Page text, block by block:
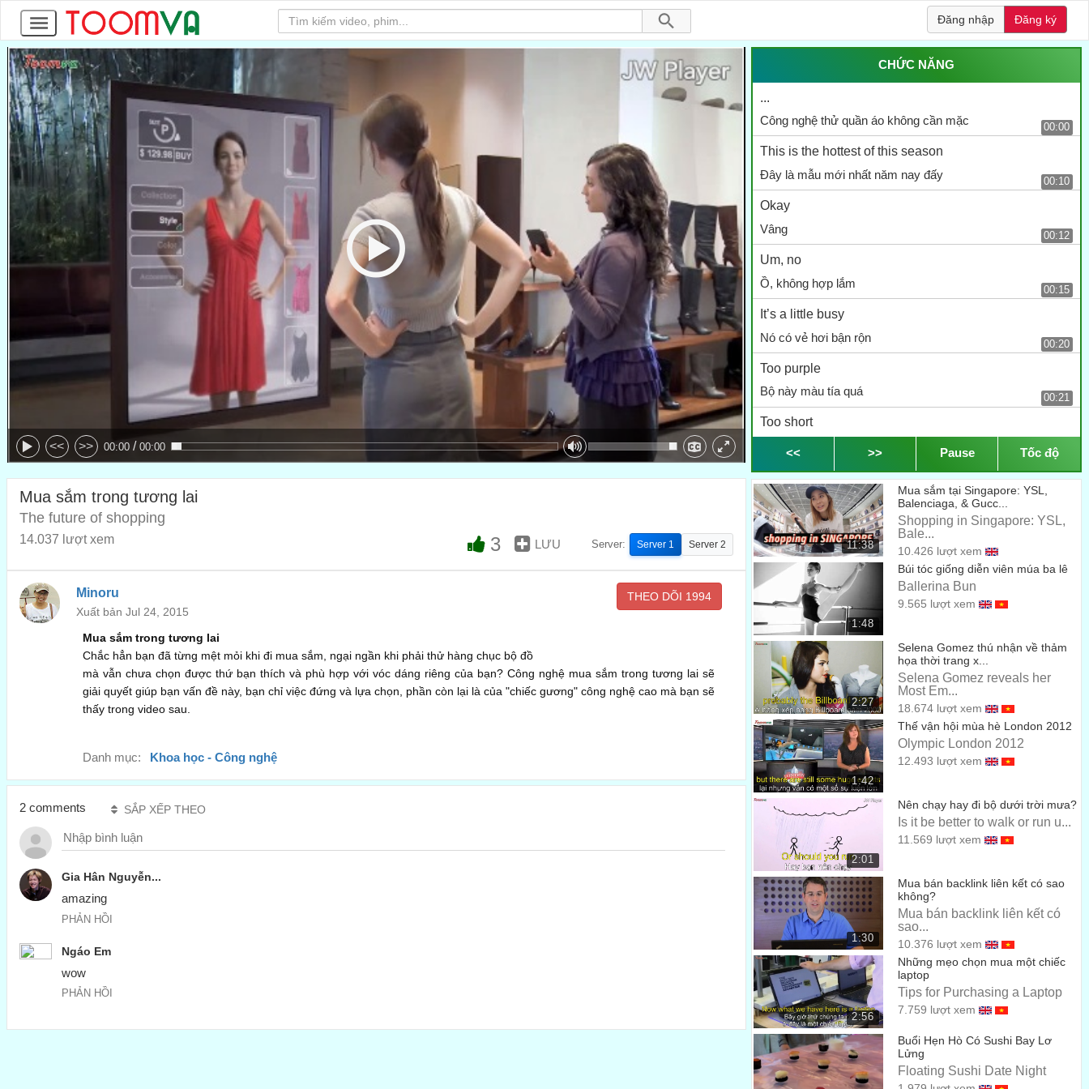
Đăng nhập Đăng ký
<< >> 00:00 / 00:00
CHỨC NĂNG
...
Công nghệ thử quần áo không cần mặc
00:00
This is the hottest of this season
Đây là mẫu mới nhất năm nay đấy
00:10
Okay
Vâng
00:12
Um, no
Ồ, không hợp lắm
00:15
It’s a little busy
Nó có vẻ hơi bận rộn
00:20
Too purple
Bộ này màu tía quá
00:21
Too short
00:23
Too hard
Bộ này trông hơi thô
That new?
Vậy còn mẫu mới này thì sao
Okay
Cũng được
I think my mom was this
Tôi nghĩ bộ này hợp với mẹ mình
This's Great
Bộ này tuyệt đấy
00:33
-
Doanh nghiệp của bạn có thể làm được gì với không gian
mạng vô tận?
<< >> Pause Tốc độ
Mua sắm trong tương lai
The future of shopping
14.037 lượt xem 3 LƯU Server: Server 1 Server 2
Minoru
Xuất bản Jul 24, 2015
THEO DÕI 1994
Mua sắm trong tương lai
Chắc hẳn bạn đã từng mệt mỏi khi đi mua sắm, ngại ngần khi phải thử hàng chục bộ đồ
mà vẫn chưa chọn được thứ bạn thích và phù hợp với vóc dáng riêng của bạn? Công nghệ mua sắm trong tương lai sẽ
giải quyết giúp bạn vấn đề này, bạn chỉ việc đứng và lựa chọn, phần còn lại là của "chiếc gương" công nghệ cao mà bạn sẽ
thấy trong video sau.
Danh mục: Khoa học - Công nghệ
11:38
Mua sắm tại Singapore: YSL,
Balenciaga, & Gucc...
Shopping in Singapore: YSL,
Bale...
10.426 lượt xem
1:48
Búi tóc giống diễn viên múa ba lê
Ballerina Bun
9.565 lượt xem
2:27
Selena Gomez thú nhận về thảm
họa thời trang x...
Selena Gomez reveals her
Most Em...
18.674 lượt xem
1:42
Thế vận hội mùa hè London 2012
Olympic London 2012
12.493 lượt xem
2:01
Nên chạy hay đi bộ dưới trời mưa?
Is it be better to walk or run u...
11.569 lượt xem
1:30
Mua bán backlink liên kết có sao
không?
Mua bán backlink liên kết có
sao...
10.376 lượt xem
2:56
Những mẹo chọn mua một chiếc
laptop
Tips for Purchasing a Laptop
7.759 lượt xem
Buổi Hẹn Hò Có Sushi Bay Lơ
Lửng
Floating Sushi Date Night
2 comments SẮP XẾP THEO
Gia Hân Nguyễn...
amazing
PHẢN HỒI
Ngáo Em
wow
PHẢN HỒI